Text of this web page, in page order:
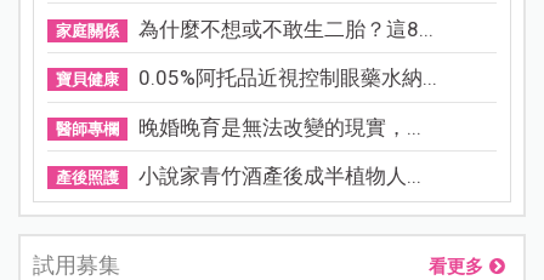
家庭關係 為什麼不想或不敢生二胎？這8...
寶貝健康 0.05%阿托品近視控制眼藥水納...
醫師專欄 晚婚晚育是無法改變的現實，...
產後照護 小說家青竹酒產後成半植物人...
試用募集 看更多